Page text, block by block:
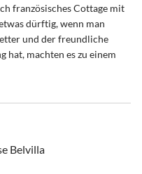
französisches Cottage mit
dürftig, wenn man
und der freundliche
hat, machten es zu einem
Belvilla